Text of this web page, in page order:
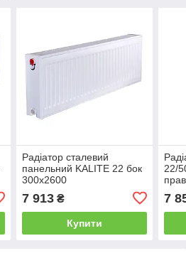
Радіатор сталевий
панельний KALITE 22 бок
300х2600
7 913₴
Купити
22/
7